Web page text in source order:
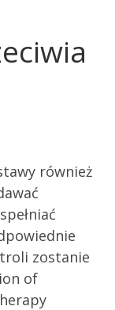
również
zostanie
of